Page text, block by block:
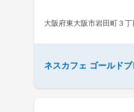
大阪府東大阪市岩田町３丁
ネスカフェ ゴールド